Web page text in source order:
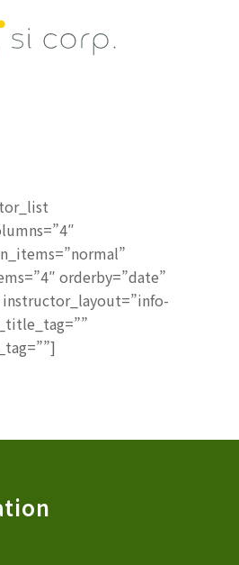
orderby=”date”
instructor_layout=”info-